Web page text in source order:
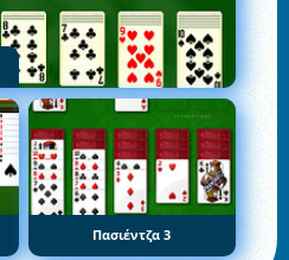
Πασιέντζα 3